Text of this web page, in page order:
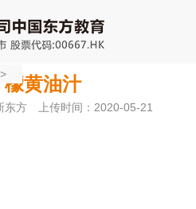
黄油汁
东方 上传时间：2020-05-21
>